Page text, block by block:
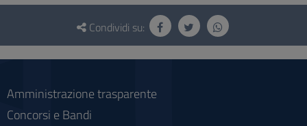
Questionario
social
Condividi su:
Amministrazione trasparente
Concorsi e Bandi